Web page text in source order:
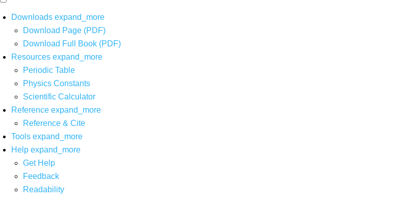
Downloads expand_more
Download Page (PDF)
Download Full Book (PDF)
Resources expand_more
Periodic Table
Physics Constants
Scientific Calculator
Reference expand_more
Reference & Cite
Tools expand_more
Help expand_more
Get Help
Feedback
Readability